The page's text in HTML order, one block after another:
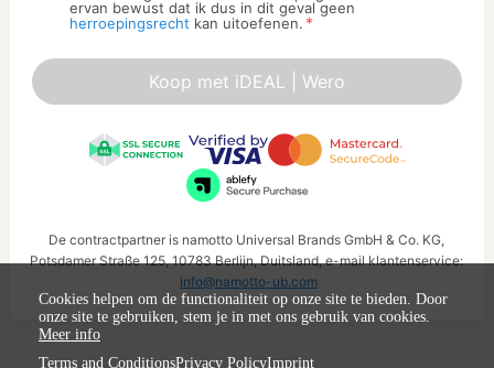
ervan bewust dat ik dus in dit geval geen
herroepingsrecht kan uitoefenen. *
Koop met iDEAL | Wero
De contractpartner is namotto Universal Brands GmbH & Co. KG,
Potsdamer Straße 125, 10783 Berlijn, Duitsland, e-mail klantenservice:
info@namotto-ub.com
Cookies helpen om de functionaliteit op onze site te bieden. Door
onze site te gebruiken, stem je in met ons gebruik van cookies.
Meer info
Terms and ConditionsPrivacy PolicyImprint